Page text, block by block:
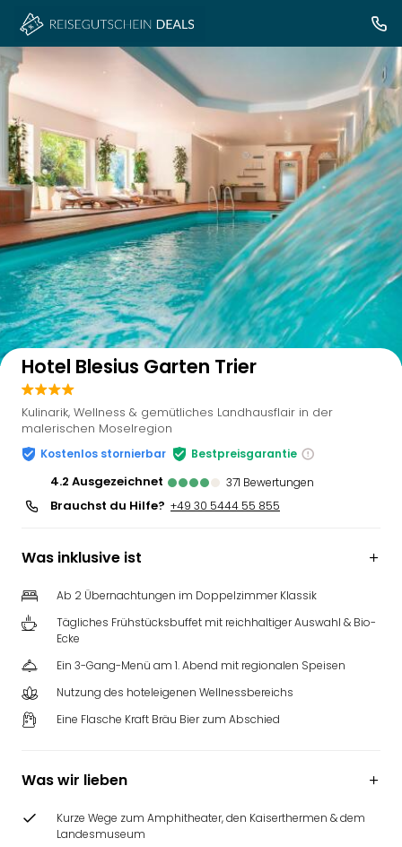
Auf der Karte anzeigen
Hotel Blesius Garten Trier
Kulinarik, Wellness & gemütliches Landhausflair in der
malerischen Moselregion
Kostenlos stornierbar Bestpreisgarantie
4.2 ausgezeichnet 371 Bewertungen
Brauchst du Hilfe? +49 30 5444 55 855
Was inklusive ist
Ab 2 Übernachtungen im Doppelzimmer Klassik
Tägliches Frühstücksbuffet mit reichhaltiger Auswahl & Bio-
Ecke
Ein 3-Gang-Menü am 1. Abend mit regionalen Speisen
Nutzung des hoteleigenen Wellnessbereichs
Eine Flasche Kraft Bräu Bier zum Abschied
Was wir lieben
Kurze Wege zum Amphitheater, den Kaiserthermen & dem
Landesmuseum